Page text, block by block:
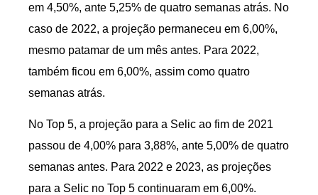
em 4,50%, ante 5,25% de quatro semanas atrás. No
caso de 2022, a projeção permaneceu em 6,00%,
mesmo patamar de um mês antes. Para 2022,
também ficou em 6,00%, assim como quatro
semanas atrás.
No Top 5, a projeção para a Selic ao fim de 2021
passou de 4,00% para 3,88%, ante 5,00% de quatro
semanas antes. Para 2022 e 2023, as projeções
para a Selic no Top 5 continuaram em 6,00%.